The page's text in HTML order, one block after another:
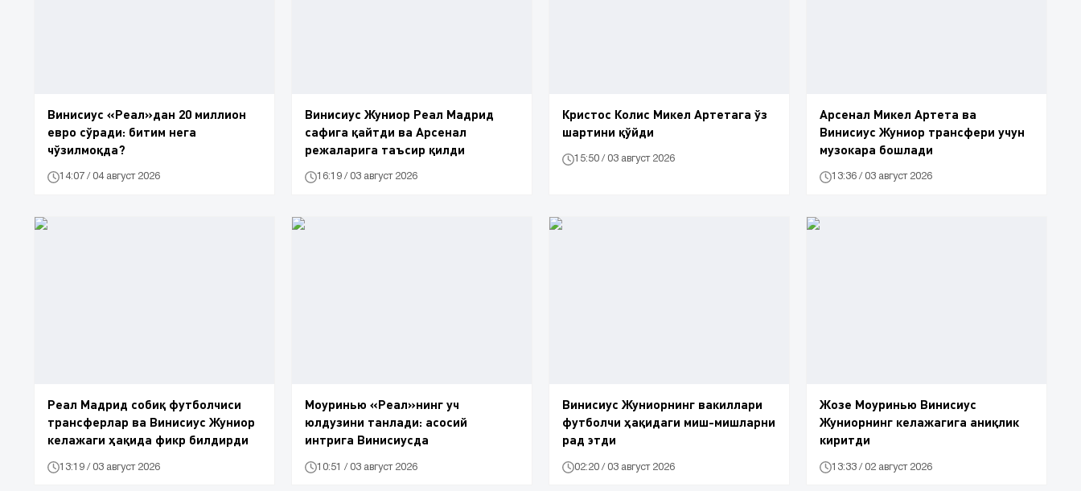
Винисиус «Реал»дан 20 миллион
евро сўради: битим нега
чўзилмоқда?
14:07 / 04 август 2026
Винисиус Жуниор Реал Мадрид
сафига қайтди ва Арсенал
режаларига таъсир қилди
16:19 / 03 август 2026
Кристос Колис Микел Артетага ўз
шартини қўйди
15:50 / 03 август 2026
Арсенал Микел Артета ва
Винисиус Жуниор трансфери учун
музокара бошлади
13:36 / 03 август 2026
Реал Мадрид собиқ футболчиси
трансферлар ва Винисиус Жуниор
келажаги ҳақида фикр билдирди
13:19 / 03 август 2026
Моуринью «Реал»нинг уч
юлдузини танлади: асосий
интрига Винисиусда
10:51 / 03 август 2026
Винисиус Жуниорнинг вакиллари
футболчи ҳақидаги миш-мишларни
рад этди
02:20 / 03 август 2026
Жозе Моуринью Винисиус
Жуниорнинг келажагига аниқлик
киритди
13:33 / 02 август 2026